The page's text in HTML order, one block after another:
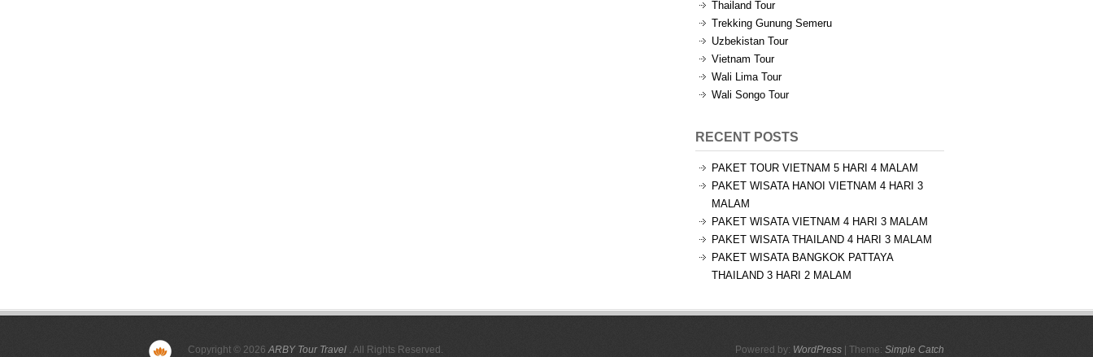
Thailand Tour
Trekking Gunung Semeru
Uzbekistan Tour
Vietnam Tour
Wali Lima Tour
Wali Songo Tour
RECENT POSTS
PAKET TOUR VIETNAM 5 HARI 4 MALAM
PAKET WISATA HANOI VIETNAM 4 HARI 3
MALAM
PAKET WISATA VIETNAM 4 HARI 3 MALAM
PAKET WISATA THAILAND 4 HARI 3 MALAM
PAKET WISATA BANGKOK PATTAYA
THAILAND 3 HARI 2 MALAM
Copyright © 2026ARBY Tour Travel . All Rights Reserved. Powered by: WordPress | Theme: Simple Catch